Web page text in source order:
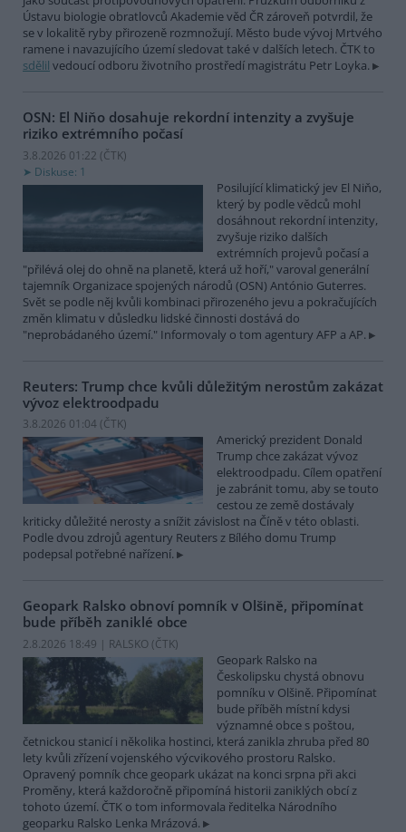
Ústavu biologie obratlovců Akademie věd ČR zároveň potvrdil, že
se v lokalitě ryby přirozeně rozmnožují. Město bude vývoj Mrtvého
ramene i navazujícího území sledovat také v dalších letech. ČTK to
sdělil vedoucí odboru životního prostředí magistrátu Petr Loyka.
OSN: El Niňo dosahuje rekordní intenzity a zvyšuje
riziko extrémního počasí
3.8.2026 01:22 (ČTK)
Diskuse: 1
Posilující klimatický jev El Niňo,
který by podle vědců mohl
dosáhnout rekordní intenzity,
zvyšuje riziko dalších
extrémních projevů počasí a
"přilévá olej do ohně na planetě, která už hoří," varoval generální
tajemník Organizace spojených národů (OSN) António Guterres.
Svět se podle něj kvůli kombinaci přirozeného jevu a pokračujících
změn klimatu v důsledku lidské činnosti dostává do
"neprobádaného území." Informovaly o tom agentury AFP a AP.
Reuters: Trump chce kvůli důležitým nerostům zakázat
vývoz elektroodpadu
3.8.2026 01:04 (ČTK)
Americký prezident Donald
Trump chce zakázat vývoz
elektroodpadu. Cílem opatření
je zabránit tomu, aby se touto
cestou ze země dostávaly
kriticky důležité nerosty a snížit závislost na Číně v této oblasti.
Podle dvou zdrojů agentury Reuters z Bílého domu Trump
podepsal potřebné nařízení.
Geopark Ralsko obnoví pomník v Olšině, připomínat
bude příběh zaniklé obce
2.8.2026 18:49 | RALSKO (ČTK)
Geopark Ralsko na
Českolipsku chystá obnovu
pomníku v Olšině. Připomínat
bude příběh místní kdysi
významné obce s poštou,
četnickou stanicí i několika hostinci, která zanikla zhruba před 80
lety kvůli zřízení vojenského výcvikového prostoru Ralsko.
Opravený pomník chce geopark ukázat na konci srpna při akci
Proměny, která každoročně připomíná historii zaniklých obcí z
tohoto území. ČTK o tom informovala ředitelka Národního
geoparku Ralsko Lenka Mrázová.